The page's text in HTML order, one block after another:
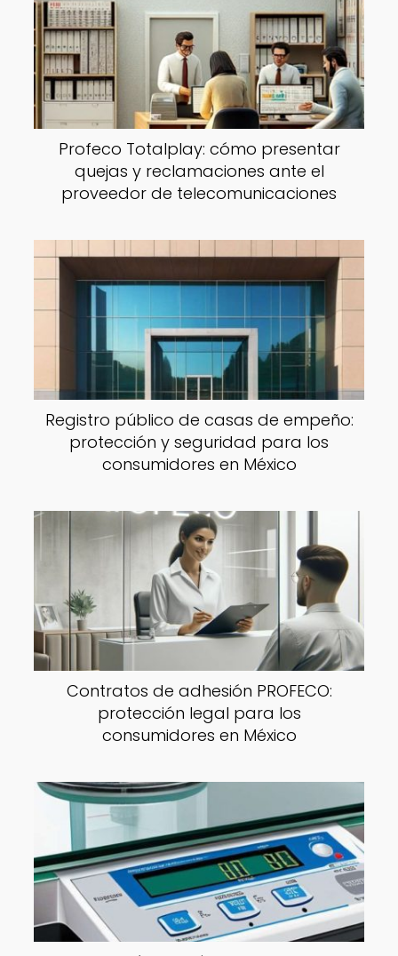
Profeco Totalplay: cómo presentar
quejas y reclamaciones ante el
proveedor de telecomunicaciones
Registro público de casas de empeño:
protección y seguridad para los
consumidores en México
Contratos de adhesión PROFECO:
protección legal para los
consumidores en México